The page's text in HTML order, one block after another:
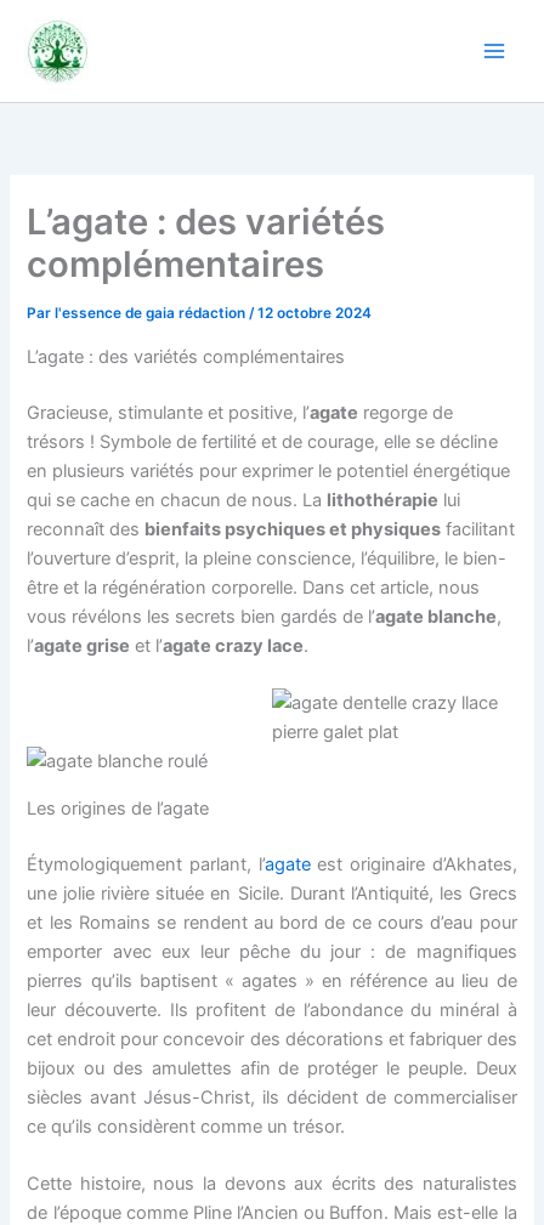
contenu
L’agate : des variétés
complémentaires
Par l'essence de gaia rédaction/12 octobre 2024
L’agate : des variétés complémentaires
Gracieuse, stimulante et positive, l’agate regorge de
trésors ! Symbole de fertilité et de courage, elle se décline
en plusieurs variétés pour exprimer le potentiel énergétique
qui se cache en chacun de nous. La lithothérapie lui
reconnaît des bienfaits psychiques et physiques facilitant
l’ouverture d’esprit, la pleine conscience, l’équilibre, le bien-
être et la régénération corporelle. Dans cet article, nous
vous révélons les secrets bien gardés de l’agate blanche,
l’agate grise et l’agate crazy lace.
Les origines de l’agate
Étymologiquement parlant, l’agateest originaire d’Akhates,
une jolie rivière située en Sicile. Durant l’Antiquité, les Grecs
et les Romains se rendent au bord de ce cours d’eau pour
emporter avec eux leur pêche du jour : de magnifiques
pierres qu’ils baptisent « agates » en référence au lieu de
leur découverte. Ils profitent de l’abondance du minéral à
cet endroit pour concevoir des décorations et fabriquer des
bijoux ou des amulettes afin de protéger le peuple. Deux
siècles avant Jésus-Christ, ils décident de commercialiser
ce qu’ils considèrent comme un trésor.
Cette histoire, nous la devons aux écrits des naturalistes
de l’époque comme Pline l’Ancien ou Buffon. Mais est-elle la